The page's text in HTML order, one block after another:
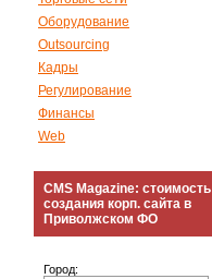
Оборудование
Outsourcing
Кадры
Регулирование
Финансы
Web
CMS Magazine: стоимость
создания корп. сайта в
Приволжском ФО
Город: